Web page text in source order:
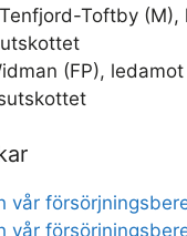
Toftby (M),
(FP), ledamot
vår
vår